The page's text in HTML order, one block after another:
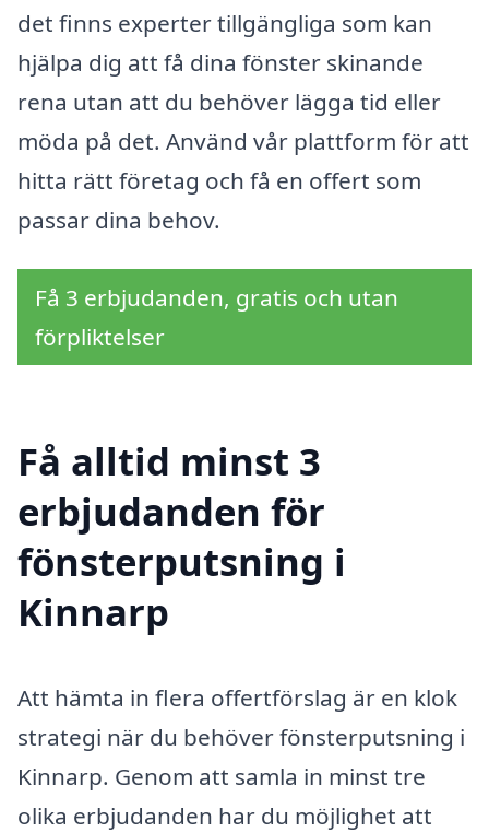
det finns experter tillgängliga som kan
hjälpa dig att få dina fönster skinande
rena utan att du behöver lägga tid eller
möda på det. Använd vår plattform för att
hitta rätt företag och få en offert som
passar dina behov.
Få 3 erbjudanden, gratis och utan
förpliktelser
Få alltid minst 3
erbjudanden för
fönsterputsning i
Kinnarp
Att hämta in flera offertförslag är en klok
strategi när du behöver fönsterputsning i
Kinnarp. Genom att samla in minst tre
olika erbjudanden har du möjlighet att